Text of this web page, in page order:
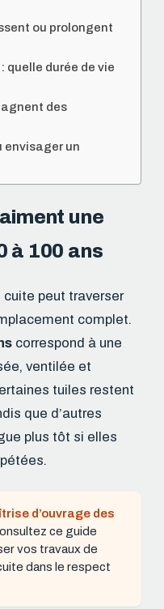
ou prolongent
quelle durée de vie
des
envisager un
une
à 100 ans
peut traverser
complet.
correspond à une
ventilée et
tuiles restent
que d’autres
plus tôt si elles
d’ouvrage des
ce guide
vos travaux de
dans le respect